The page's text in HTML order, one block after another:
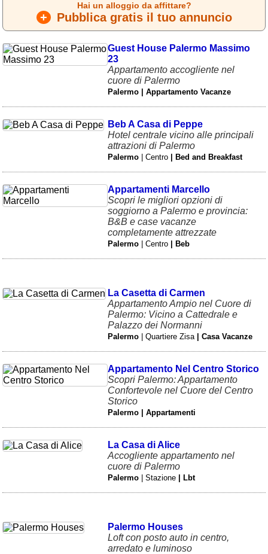
Hai un alloggio da affittare?
+ Pubblica gratis il tuo annuncio
Guest House Palermo Massimo
23
Appartamento accogliente nel
cuore di Palermo
Palermo | Appartamento Vacanze
Beb A Casa di Peppe
Hotel centrale vicino alle principali
attrazioni di Palermo
Palermo | Centro | Bed and Breakfast
Appartamenti Marcello
Scopri le migliori opzioni di
soggiorno a Palermo e provincia:
B&B e case vacanze
completamente attrezzate
Palermo | Centro | Beb
La Casetta di Carmen
Appartamento Ampio nel Cuore di
Palermo: Vicino a Cattedrale e
Palazzo dei Normanni
Palermo | Quartiere Zisa| Casa Vacanze
Appartamento Nel Centro Storico
Scopri Palermo: Appartamento
Confortevole nel Cuore del Centro
Storico
Palermo | Appartamenti
La Casa di Alice
Accogliente appartamento nel
cuore di Palermo
Palermo | Stazione | Lbt
Palermo Houses
Loft con posto auto in centro,
arredato e luminoso
Campania (364)
Emilia - Romagna(227)
Friuli - Venezia Giulia
(39)
Lombardia(177)
Piemonte(117)
Puglia(786)
Trentino - Alto Adige
(139)
Veneto(179)